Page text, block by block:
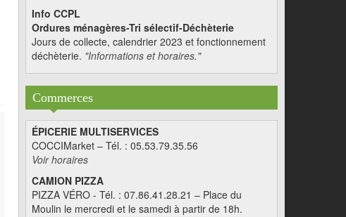
Info CCPL
Ordures ménagères-Tri sélectif-Déchèterie
Jours de collecte, calendrier 2023 et fonctionnement
déchèterie. "Informations et horaires."
Commerces
ÉPICERIE MULTISERVICES
COCCIMarket – Tél. : 05.53.79.35.56
Voir horaires
CAMION PIZZA
PIZZA VÉRO - Tél. : 07.86.41.28.21 – Place du
Moulin le mercredi et le samedi à partir de 18h.